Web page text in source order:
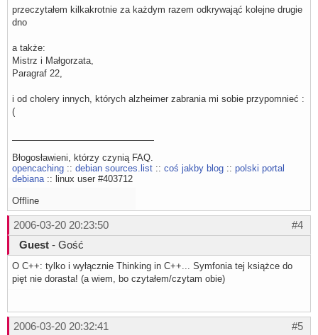
przeczytałem kilkakrotnie za każdym razem odkrywająć kolejne drugie
dno
a także:
Mistrz i Małgorzata,
Paragraf 22,
i od cholery innych, których alzheimer zabrania mi sobie przypomnieć :
(
Błogosławieni, którzy czynią FAQ.
opencaching :: debian sources.list :: coś jakby blog :: polski portal
debiana:: linux user #403712
Offline
#4
2006-03-20 20:23:50
Guest - Gość
O C++: tylko i wyłącznie Thinking in C++... Symfonia tej książce do
pięt nie dorasta! (a wiem, bo czytałem/czytam obie)
#5
2006-03-20 20:32:41